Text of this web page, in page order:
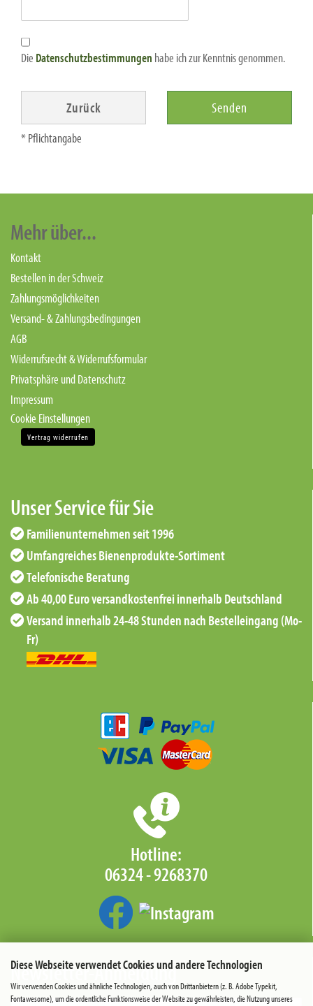
Diese Webseite verwendet Cookies und andere Technologien
Wir verwenden Cookies und ähnliche Technologien, auch von Drittanbietern (z. B. Adobe Typekit,
Fontawesome), um die ordentliche Funktionsweise der Website zu gewährleisten, die Nutzung unseres
Die Datenschutzbestimmungen habe ich zur Kenntnis genommen.
Zurück Senden
* Pflichtangabe
Mehr über...
Kontakt
Bestellen in der Schweiz
Zahlungsmöglichkeiten
Versand- & Zahlungsbedingungen
AGB
Widerrufsrecht & Widerrufsformular
Privatsphäre und Datenschutz
Impressum
Cookie Einstellungen
Vertrag widerrufen
Unser Service für Sie
Familienunternehmen seit 1996
Umfangreiches Bienenprodukte-Sortiment
Telefonische Beratung
Ab 40,00 Euro versandkostenfrei innerhalb Deutschland
Versand innerhalb 24-48 Stunden nach Bestelleingang (Mo-
Fr)
Hotline:
06324 - 9268370‬
Newsletter-Anmeldung